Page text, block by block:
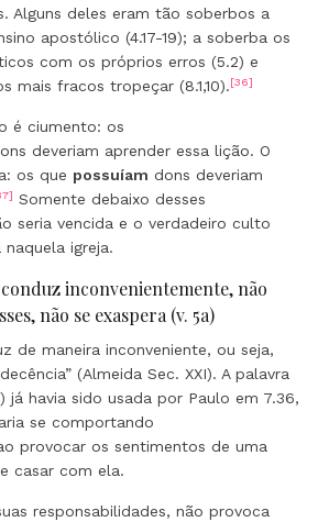
Alguns deles eram tão soberbos a
apostólico (4.17-19); a soberba os
com os próprios erros (5.2) e
mais fracos tropeçar (8.1,10).[36]
é ciumento: os
deveriam aprender essa lição. O
os que possuíam dons deveriam
Somente debaixo desses
seria vencida e o verdadeiro culto
igreja.
inconvenientemente, não
não se exaspera (v. 5a)
de maneira inconveniente, ou seja,
(Almeida Sec. XXI). A palavra
já havia sido usada por Paulo em 7.36,
se comportando
provocar os sentimentos de uma
casar com ela.
responsabilidades, não provoca